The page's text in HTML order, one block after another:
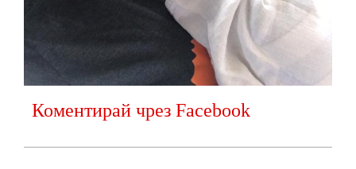
Коментирай чрез Facebook